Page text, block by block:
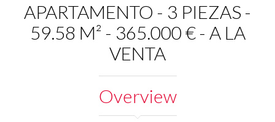
APARTAMENTO - 3 PIEZAS -
59.58 M² - 365.000 € - A LA
VENTA
Overview